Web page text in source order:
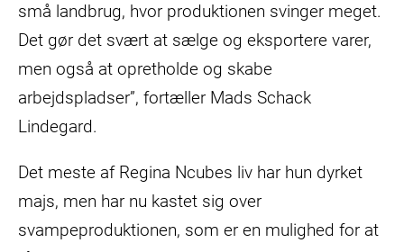
små landbrug, hvor produktionen svinger meget.
Det gør det svært at sælge og eksportere varer,
men også at opretholde og skabe
arbejdspladser”, fortæller Mads Schack
Lindegard.
Det meste af Regina Ncubes liv har hun dyrket
majs, men har nu kastet sig over
svampeproduktionen, som er en mulighed for at